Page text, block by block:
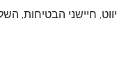
חיישני הבטיחות,